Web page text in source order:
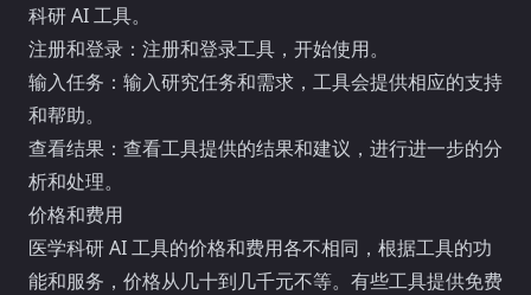
科研 AI 工具。
注册和登录：注册和登录工具，开始使用。
输入任务：输入研究任务和需求，工具会提供相应的支持
和帮助。
查看结果：查看工具提供的结果和建议，进行进一步的分
析和处理。
价格和费用
医学科研 AI 工具的价格和费用各不相同，根据工具的功
能和服务，价格从几十到几千元不等。有些工具提供免费